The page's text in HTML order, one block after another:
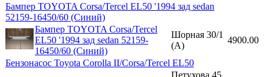
Бампер TOYOTA Corsa/Tercel EL50 '1994 зад sedan
52159-16450/60 (Синий)
Бампер TOYOTA Corsa/Tercel
EL50 '1994 зад sedan 52159-
16450/60 (Синий)
Шорная 30/1
(A)
4900.00
Бензонасос Toyota Corolla II/Corsa/Tercel EL50
Петухова 45